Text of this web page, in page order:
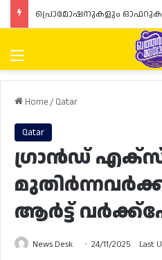
Menu
Home/ Qatar
Qatar
ഗ്രാൻഡ്
ആർട്ട്
News Desk 24/11/2025 Last